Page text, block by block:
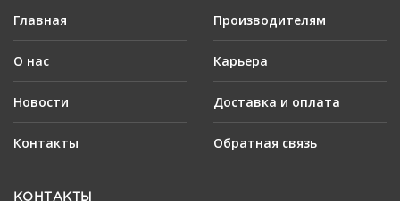
Главная
О нас
Новости
Контакты
Производителям
Карьера
Доставка и оплата
Обратная связь
КОНТАКТЫ